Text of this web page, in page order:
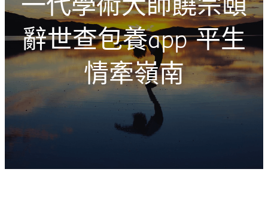
一代學術大師饒宗頤
辭世查包養app 平生
情牽嶺南